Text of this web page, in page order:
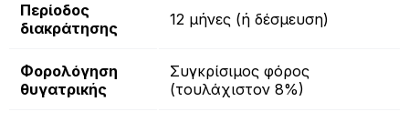
Περίοδος
διακράτησης
12 μήνες (ή δέσμευση)
Φορολόγηση
θυγατρικής
Συγκρίσιμος φόρος
(τουλάχιστον 8%)